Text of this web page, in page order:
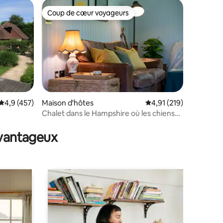
: 4,95 sur 5
appréciés
moyenne sur la base de 457 commentaires : 4,9 sur 5
4,9 (457)
Coup de cœur voyageurs
Coup de cœur voyageurs
Maison d'hôtes Évaluation moyenne
4,91 (219)
Chalet dans le Hampshire où les chiens